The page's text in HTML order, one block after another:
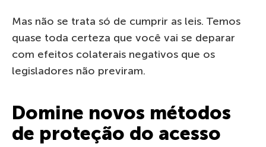
Mas não se trata só de cumprir as leis. Temos
quase toda certeza que você vai se deparar
com efeitos colaterais negativos que os
legisladores não previram.
Domine novos métodos
de proteção do acesso